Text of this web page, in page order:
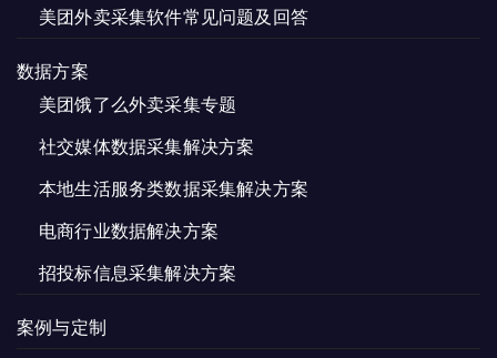
美团外卖采集软件常见问题及回答
数据方案
美团饿了么外卖采集专题
社交媒体数据采集解决方案
本地生活服务类数据采集解决方案
电商行业数据解决方案
招投标信息采集解决方案
案例与定制